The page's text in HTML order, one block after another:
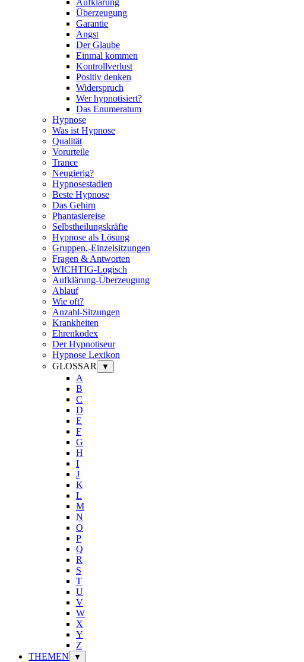
Überzeugung
Garantie
Angst
Der Glaube
Einmal kommen
Kontrollverlust
Positiv denken
Widerspruch
Wer hypnotisiert?
Das Enumeratum
Hypnose
Was ist Hypnose
Qualität
Vorurteile
Trance
Neugierig?
Hypnosestadien
Beste Hypnose
Das Gehirn
Phantasiereise
Selbstheilungskräfte
Hypnose als Lösung
Gruppen,-Einzelsitzungen
Fragen & Antworten
WICHTIG-Logisch
Aufklärung-Überzeugung
Ablauf
Wie oft?
Anzahl-Sitzungen
Krankheiten
Ehrenkodex
Der Hypnotiseur
Hypnose Lexikon
GLOSSAR
▼
A
B
C
D
E
F
G
H
I
J
K
L
M
N
O
P
Q
R
S
T
U
V
W
X
Y
Z
THEMEN
▼